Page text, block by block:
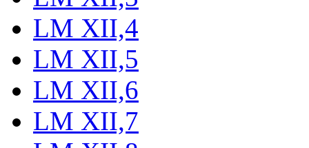
LM XII,4
LM XII,5
LM XII,6
LM XII,7